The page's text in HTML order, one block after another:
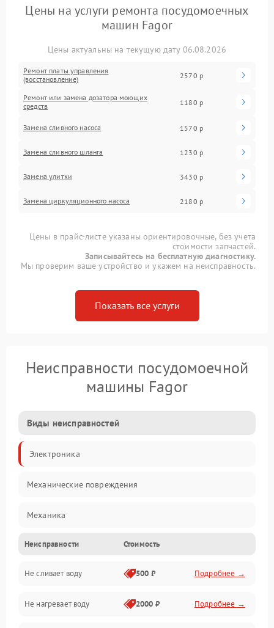
Цены на услуги ремонта посудомоечных
машин Fagor
Цены актуальны на текущую дату 06.08.2026
Ремонт платы управления
(восстановление)
2570 р
Ремонт или замена дозатора моющих
средств
1180 р
Замена сливного насоса 1570 р
Замена сливного шланга 1230 р
Замена улитки 3430 р
Замена циркуляционного насоса 2180 р
Цены в прайс-листе указаны ориентировочные, без учета
стоимости запчастей.
Записывайтесь на бесплатную диагностику.
Мы проверим ваше устройство и укажем на неисправность.
Показать все услуги
Неисправности посудомоечной
машины Fagor
Виды неисправностей
Электроника
Механические повреждения
Механика
Управление
Электропитание
Датчики
Неисправности Стоимость
Не сливает воду 500 ₽ Подробнее →
Не нагревает воду 2000 ₽ Подробнее →